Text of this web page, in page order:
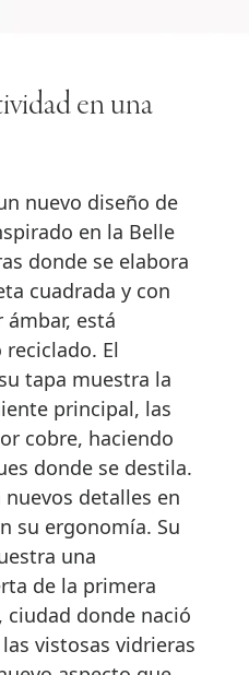
en una
nuevo diseño de
en la Belle
donde se elabora
cuadrada y con
está
El
tapa muestra la
principal, las
cobre, haciendo
donde se destila.
detalles en
su ergonomía. Su
una
de la primera
ciudad donde nació
vistosas vidrieras